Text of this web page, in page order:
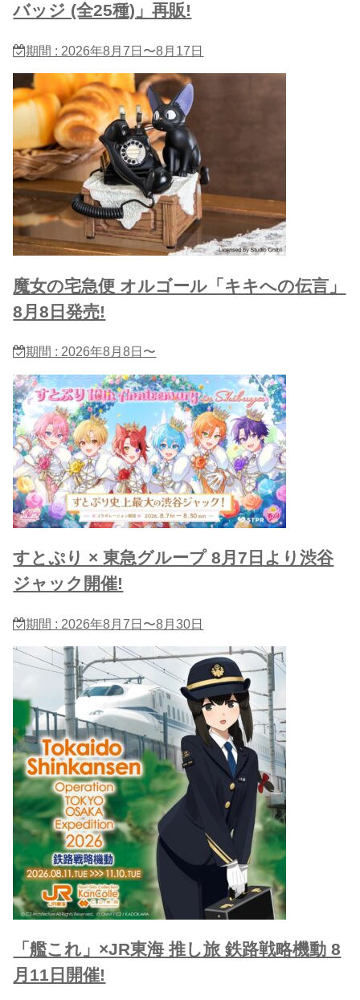
バッジ (全25種)」再販!
期間 : 2026年8月7日〜8月17日
魔女の宅急便 オルゴール「キキへの伝言」
8月8日発売!
期間 : 2026年8月8日〜
すとぷり × 東急グループ 8月7日より渋谷
ジャック開催!
期間 : 2026年8月7日〜8月30日
「艦これ」×JR東海 推し旅 鉄路戦略機動 8
月11日開催!